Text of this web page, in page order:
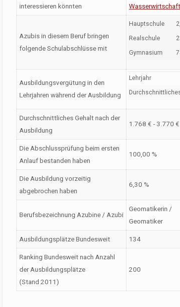
interessieren könnten
Wasserwirtschaft
Azubis in diesem Beruf bringen
folgende Schulabschlüsse mit
Hauptschule
Realschule
Gymnasium
Ausbildungsvergütung in den
Lehrjahren während der Ausbildung
Lehrjahr
Durchschnittliches Gehalt nach der
Ausbildung
1.768 € - 3.770 €
Die Abschlussprüfung beim ersten
Anlauf bestanden haben
100,00 %
Die Ausbildung vorzeitig
abgebrochen haben
6,30 %
Berufsbezeichnung Azubine / Azubi
Geomatikerin /
Geomatiker
Ausbildungsplätze Bundesweit 134
Ranking Bundesweit nach Anzahl
der Ausbildungsplätze
(Stand 2011)
200